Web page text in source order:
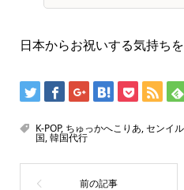
日本からお祝いする気持ち
K-POP, ちゅっかへこりあ,センイル
国,韓国代行